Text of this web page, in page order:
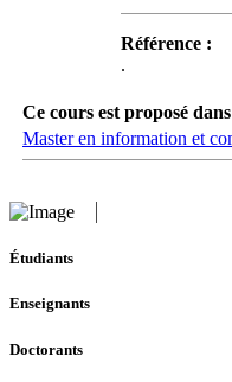
Référence :
.
Ce cours est proposé
Master en information et
Étudiants
Enseignants
Doctorants